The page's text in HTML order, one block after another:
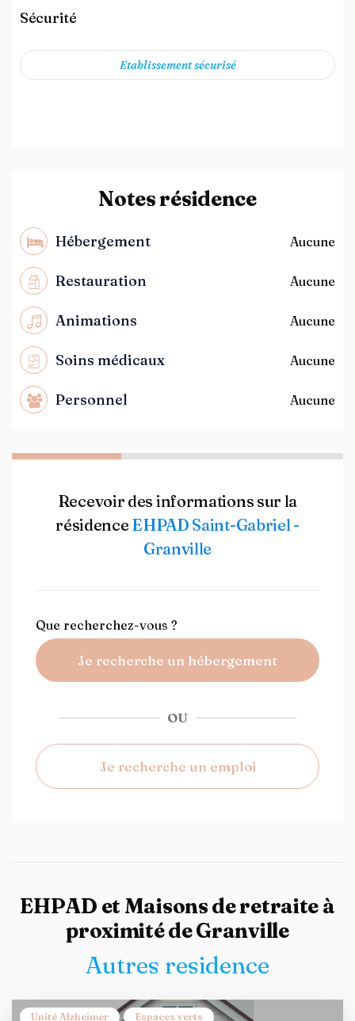
Sécurité
Etablissement sécurisé
Notes résidence
Hébergement Aucune
Restauration Aucune
Animations Aucune
Soins médicaux Aucune
Personnel Aucune
Recevoir des informations sur la
résidence EHPAD Saint-Gabriel -
Granville
Que recherchez-vous ?
Je recherche un hébergement
OU
Je recherche un emploi
EHPAD et Maisons de retraite à
proximité de Granville
Autres residence
Unité Alzheimer Espaces verts